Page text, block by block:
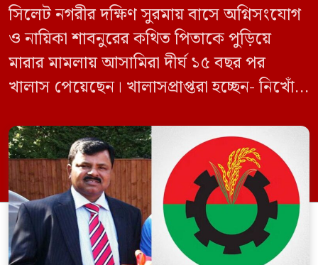
সিলেট নগরীর দক্ষিণ সুরমায় বাসে অগ্নিসংযোগ
ও নায়িকা শাবনুরের কথিত পিতাকে পুড়িয়ে
মারার মামলায় আসামিরা দীর্ঘ ১৫ বছর পর
খালাস পেয়েছেন। খালাসপ্রাপ্তরা হচ্ছেন- নিখোঁজ
ইফতেখার আহমদ দিনারসহ ৩৮ জন নেতাকর্মী।
মঙ্গলবার দুপুরে মামলার দীর্ঘ শুনানি ও সাক্ষ্য-
প্রমাণ জেরা শেষে আসামিরা নির্দোষ প্রমাণিত
হওয়ায় খালাস দেন বিচারক। মানবপাচার […]